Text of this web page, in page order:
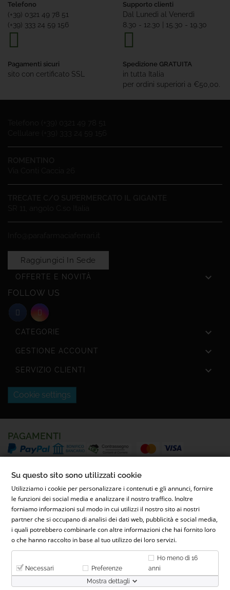
Telefono
(+39) 0321 49 78 51
(+39) 333 24 59 156
Supporto clienti
Dal Lunedì al Venerdì
8.30 - 12.30 | 15.30 - 19.30
Pagamenti sicuri
sito con certificato SSL
Spedizione GRATUITA
in tutta Italia
per ordini superiori a €50,00.
Raggiungici In Sede
OFFERTE E NOVITÀ 
FOLLOW US
CATEGORIE 
GESTIONE ACCOUNT 
SERVIZIO CLIENTI 
Cookie settings
PAGAMENTI
© 2022 Parafarmacia Ferrari Dott.ssa Maila Ferrari | Via Conti
Caccia, 26, 28068 Romentino NO - P.IVA 02653900031 - REA NO-
300276
Su questo sito sono utilizzati cookie
Utilizziamo i cookie per personalizzare i contenuti e gli annunci, fornire
le funzioni dei social media e analizzare il nostro traffico. Inoltre
forniamo informazioni sul modo in cui utilizzi il nostro sito ai nostri
partner che si occupano di analisi dei dati web, pubblicità e social media,
i quali potrebbero combinarle con altre informazioni che hai fornito loro
o che hanno raccolto in base al tuo utilizzo dei loro servizi.
Necessari Preferenze
Ho meno di 16
anni
Mostra dettagli